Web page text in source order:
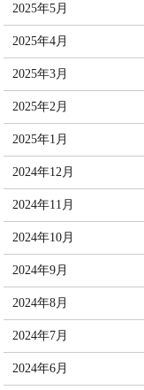
2025年5月
2025年4月
2025年3月
2025年2月
2025年1月
2024年12月
2024年11月
2024年10月
2024年9月
2024年8月
2024年7月
2024年6月